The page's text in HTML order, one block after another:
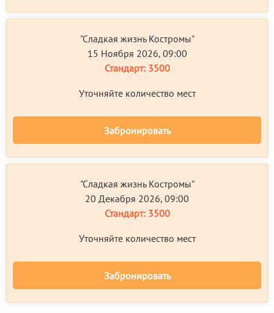
"Сладкая жизнь Костромы"
15 Ноября 2026, 09:00
Стандарт:3500
Уточняйте количество мест
Забронировать
"Сладкая жизнь Костромы"
20 Декабря 2026, 09:00
Стандарт:3500
Уточняйте количество мест
Забронировать